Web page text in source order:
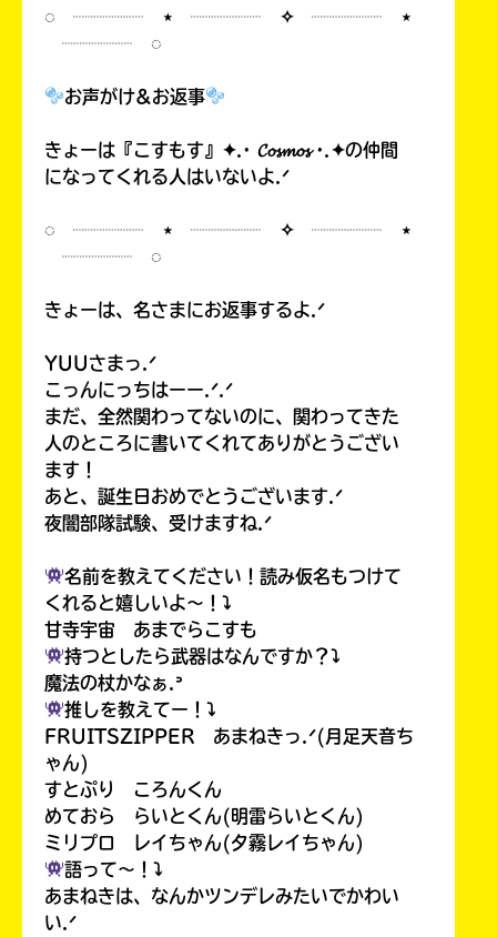
◌ ┈┈┈┈ ⋆ ┈┈┈┈ ✧ ┈┈┈┈ ⋆
┈┈┈┈ ◌
お声がけ&お返事
きょーは『こすもす』✦.· 𝓒𝓸𝓼𝓶𝓸𝓼 ·.✦の仲間
になってくれる人はいないよ.ᐟ
◌ ┈┈┈┈ ⋆ ┈┈┈┈ ✧ ┈┈┈┈ ⋆
┈┈┈┈ ◌
きょーは、名さまにお返事するよ.ᐟ
YUUさまっ.ᐟ
こっんにっちはーー.ᐟ.ᐟ
まだ、全然関わってないのに、関わってきた
人のところに書いてくれてありがとうござい
ます！
あと、誕生日おめでとうございます.ᐟ
夜闇部隊試験、受けますね.ᐟ
名前を教えてください！読み仮名もつけて
くれると嬉しいよ〜！⤵︎
甘寺宇宙 あまでらこすも
持つとしたら武器はなんですか？⤵︎
魔法の杖かなぁ.ᐣ
推しを教えてー！⤵︎
FRUITSZIPPER あまねきっ.ᐟ(月足天音ち
ゃん)
すとぷり ころんくん
めておら らいとくん(明雷らいとくん)
ミリプロ レイちゃん(夕霧レイちゃん)
語って〜！⤵︎
あまねきは、なんかツンデレみたいでかわい
い.ᐟ